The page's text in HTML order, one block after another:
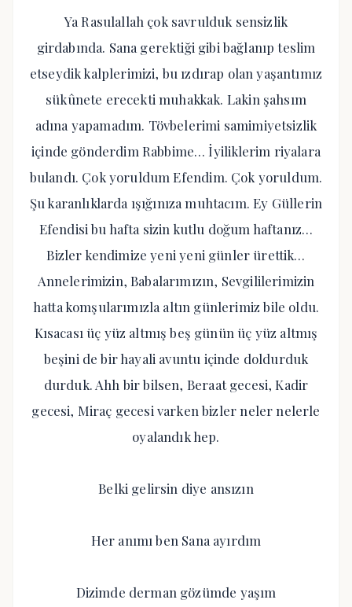
Ya Rasulallah çok savrulduk sensizlik
girdabında. Sana gerektiği gibi bağlanıp teslim
etseydik kalplerimizi, bu ızdırap olan yaşantımız
sükûnete erecekti muhakkak. Lakin şahsım
adına yapamadım. Tövbelerimi samimiyetsizlik
içinde gönderdim Rabbime… İyiliklerim riyalara
bulandı. Çok yoruldum Efendim. Çok yoruldum.
Şu karanlıklarda ışığınıza muhtacım. Ey Güllerin
Efendisi bu hafta sizin kutlu doğum haftanız…
Bizler kendimize yeni yeni günler ürettik…
Annelerimizin, Babalarımızın, Sevgililerimizin
hatta komşularımızla altın günlerimiz bile oldu.
Kısacası üç yüz altmış beş günün üç yüz altmış
beşini de bir hayali avuntu içinde doldurduk
durduk. Ahh bir bilsen, Beraat gecesi, Kadir
gecesi, Miraç gecesi varken bizler neler nelerle
oyalandık hep.
Belki gelirsin diye ansızın
Her anımı ben Sana ayırdım
Dizimde derman gözümde yaşım